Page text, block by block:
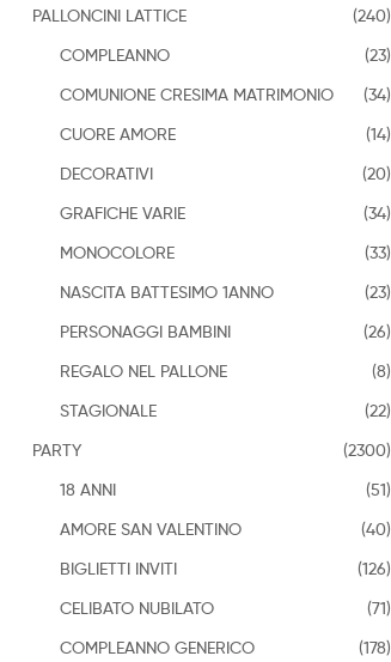
PALLONCINI LATTICE
(240)
COMPLEANNO
(23)
COMUNIONE CRESIMA MATRIMONIO
(34)
CUORE AMORE
(14)
DECORATIVI
(20)
GRAFICHE VARIE
(34)
MONOCOLORE
(33)
NASCITA BATTESIMO 1ANNO
(23)
PERSONAGGI BAMBINI
(26)
REGALO NEL PALLONE
(8)
STAGIONALE
(22)
PARTY
(2300)
18 ANNI
(51)
AMORE SAN VALENTINO
(40)
BIGLIETTI INVITI
(126)
CELIBATO NUBILATO
(71)
COMPLEANNO GENERICO
(178)